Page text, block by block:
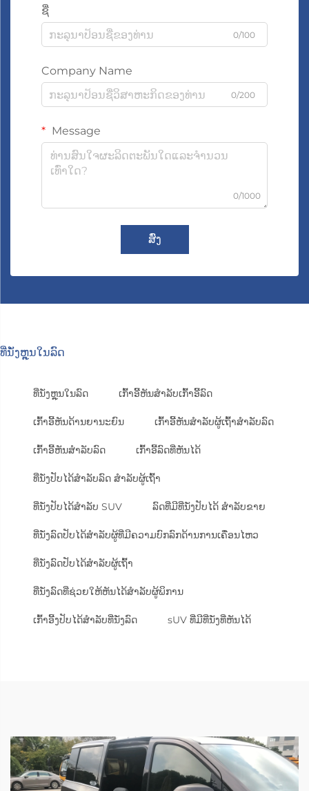
ຊື່
0/100
Company Name
0/200
Message
0/1000
ສົ່ງ
ທີ່ນັ່ງຫຼຸນໃນລົດ
ທີ່ນັ່ງຫຼຸນໃນລົດ ເກົ້າອີ້ຫັນສຳລັບເກົ້າອີ້ລົດ
ເກົ້າອີ້ຫັນດ້ານຍານະຍົນ ເກົ້າອີ້ຫັນສຳລັບຜູ້ເຖົ້າສຳລັບລົດ
ເກົ້າອີ້ຫັນສຳລັບລົດ ເກົ້າອີ້ລົດທີ່ຫັນໄດ້
ທີ່ນັ່ງປັບໄດ້ສຳລັບລົດ ສຳລັບຜູ້ເຖົ້າ
ທີ່ນັ່ງປັບໄດ້ສຳລັບ SUV ລົດທີ່ມີທີ່ນັ່ງປັບໄດ້ ສຳລັບຂາຍ
ທີ່ນັ່ງລົດປັບໄດ້ສຳລັບຜູ້ທີ່ມີຄວາມບົກລົກດ້ານການເຄື່ອນໄຫວ
ທີ່ນັ່ງລົດປັບໄດ້ສຳລັບຜູ້ເຖົ້າ
ທີ່ນັ່ງລົດທີ່ຊ່ວຍໃຫ້ຫັນໄດ້ສຳລັບຜູ້ພິການ
ເກົ້າອີ້ງປັບໄດ້ສຳລັບທີ່ນັ່ງລົດ sUV ທີ່ມີທີ່ນັ່ງທີ່ຫັນໄດ້